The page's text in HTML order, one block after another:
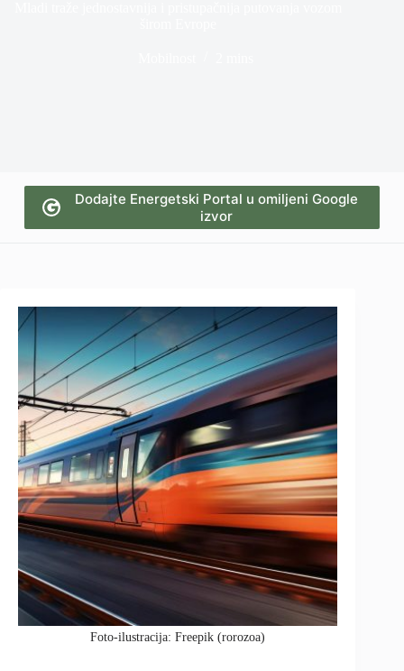
Dodajte Energetski Portal u omiljeni Google
izvor
Foto-ilustracija: Freepik (rorozoa)